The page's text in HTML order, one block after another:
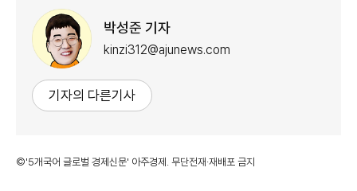
박성준 기자
kinzi312@ajunews.com
기자의 다른기사
©'5개국어 글로벌 경제신문' 아주경제. 무단전재·재배포 금지